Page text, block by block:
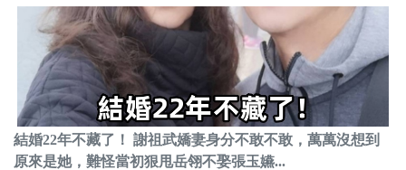
結婚22年不藏了！ 謝祖武嬌妻身分不敢不敢，萬萬沒想到
原來是她，難怪當初狠甩岳翎不娶張玉嬿...